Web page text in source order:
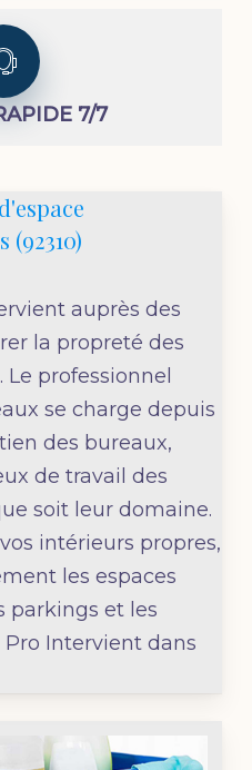
7/7
(92310)
auprès des
la propreté des
Le professionnel
se charge depuis
des bureaux,
de travail des
soit leur domaine.
intérieurs propres,
les espaces
parkings et les
Pro Intervient dans